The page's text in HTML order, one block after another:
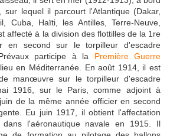
sur lequel il parcourt l'Atlantique (Dakar,
Cuba, Haïti, les Antilles, Terre-Neuve,
affecté à la division des flottilles de la 1re
en second sur le torpilleur d'escadre
participe à la Première Guerre
lieu en Méditerranée. En août 1914, il est
manœuvre sur le torpilleur d'escadre
1916, sur le Paris, comme adjoint à
de la même année officier en second
Eu juin 1917, il obtient l'affectation
l'aéronautique navale en 1915. Il